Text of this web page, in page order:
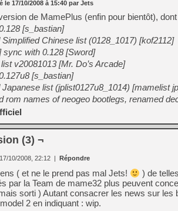
le 17/10/2008 à 15:40 par Jets
de MamePlus (enfin pour bientôt),
[s_bastian]
Simplified Chinese list (0128_1017) [kof2112]
sync with 0.128 [Sword]
v20081013 [Mr. Do’s Arcade]
[s_bastian]
Japanese list (jplist0127u8_1014) [mamelist
rom names of neogeo bootlegs, renamed
(3) ¬
17/10/2008, 22:12 | Répondre
( et ne le prend pas mal Jets!
) de
par la Team de mame32 plus peuvent
sorti ) Autant consacrer les news sur
2 en indiquant : wip.